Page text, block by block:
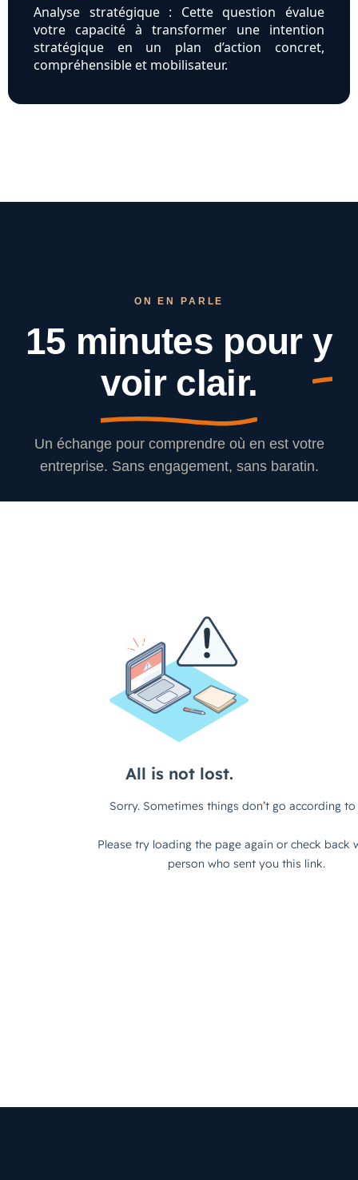
Analyse stratégique : Cette question évalue
votre capacité à transformer une intention
stratégique en un plan d’action concret,
compréhensible et mobilisateur.
ON EN PARLE
15 minutes pour y
voir clair.
Un échange pour comprendre où en est votre
entreprise. Sans engagement, sans baratin.